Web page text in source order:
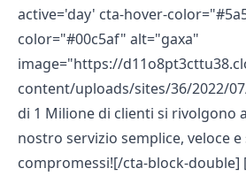
active='day' cta-hover-
color="#00c5af" alt="gaxa"
image="https://
content/uploads/sites/36/2022/
di 1 Milione di clienti si rivolgono
nostro servizio semplice, veloce e
compromessi![/cta-block-double]